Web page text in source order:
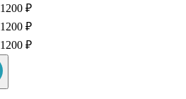
1200 ₽
1200 ₽
1200 ₽